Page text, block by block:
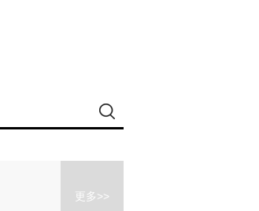
更多>>